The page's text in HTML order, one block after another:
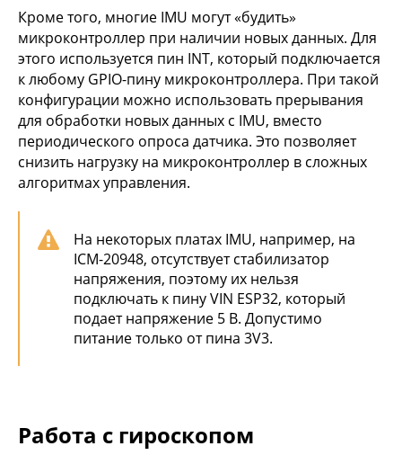
Кроме того, многие IMU могут «будить»
микроконтроллер при наличии новых данных. Для
этого используется пин INT, который подключается
к любому GPIO-пину микроконтроллера. При такой
конфигурации можно использовать прерывания
для обработки новых данных с IMU, вместо
периодического опроса датчика. Это позволяет
снизить нагрузку на микроконтроллер в сложных
алгоритмах управления.
На некоторых платах IMU, например, на
ICM-20948, отсутствует стабилизатор
напряжения, поэтому их нельзя
подключать к пину VIN ESP32, который
подает напряжение 5 В. Допустимо
питание только от пина 3V3.
Работа с гироскопом